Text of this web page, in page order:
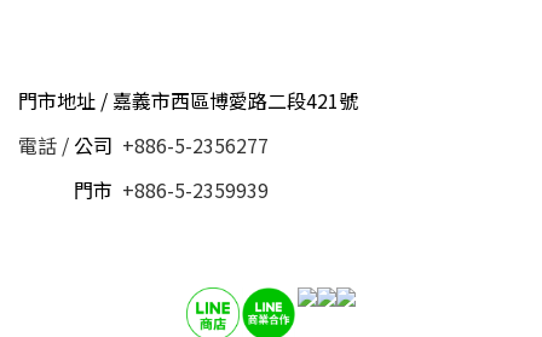
門市地址 / 嘉義市西區博愛路二段421號
電話 / 公司 +886-5-2356277
門市 +886-5-2359939